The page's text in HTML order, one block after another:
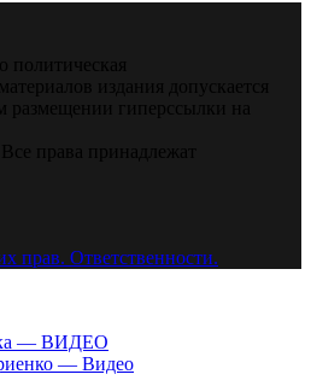
политическая
издания допускается
размещении гиперссылки на
права принадлежат
прав. Ответственности.
— ВИДЕО
— Видео